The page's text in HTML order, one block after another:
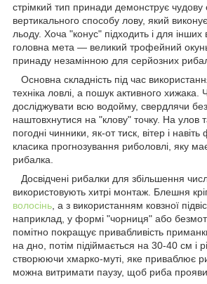
стрімкий тип принади демонструє чудову
вертикального способу лову, який
льоду. Хоча "конус" підходить і для інших
головна мета — великий трофейний
принаду незамінною для серйозних
Основна складність під час
техніка ловлі, а пошук активного хижака.
досліджувати всю водойму, свердлячи
наштовхнутися на "клову" точку. На улов
погодні чинники, як-от тиск, вітер і
класика прогнозування риболовлі, яку
рибалка.
Досвідчені рибалки для збільшення
використовують хитрі монтаж. Блешня
волосінь , а з використанням ковзної
наприклад, у формі "чорниця" або
помітно покращує привабливість
на дно, потім підіймається на 30-40 см і
створюючи хмарко-муті, яке приваблює
можна витримати паузу, щоб риба